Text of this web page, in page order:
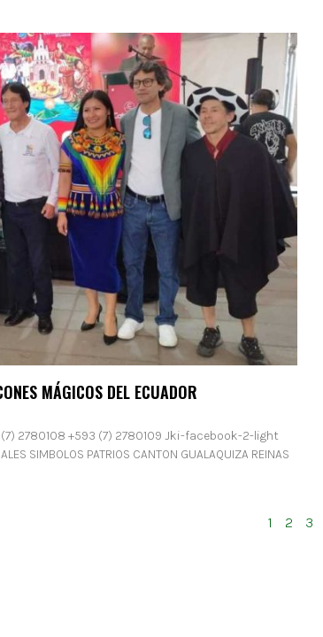
MÁGICOS DEL ECUADOR
2780108 +593 (7) 2780109 Jki-facebook-2-light
SIMBOLOS PATRIOS CANTON GUALAQUIZA REINAS
1 2 3